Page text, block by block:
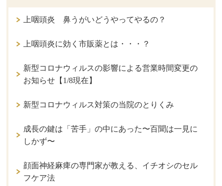
上咽頭炎 鼻うがいどうやってやるの？
上咽頭炎に効く市販薬とは・・・？
新型コロナウィルスの影響による営業時間変更の
お知らせ【1/8現在】
新型コロナウィルス対策の当院のとりくみ
成長の鍵は「苦手」の中にあった〜百聞は一見に
しかず〜
顔面神経麻痺の専門家が教える、イチオシのセル
フケア法